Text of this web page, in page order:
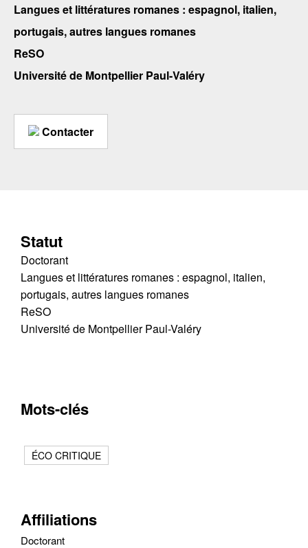
Langues et littératures romanes : espagnol, italien,
portugais, autres langues romanes
ReSO
Université de Montpellier Paul-Valéry
Contacter
Statut
Doctorant
Langues et littératures romanes : espagnol, italien,
portugais, autres langues romanes
ReSO
Université de Montpellier Paul-Valéry
Mots-clés
ÉCO CRITIQUE
Affiliations
Doctorant